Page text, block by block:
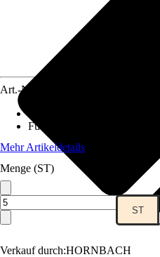
Verkauf durch:HORNBACH
Art.-Nr.
Futtermittelart
Mehr Artikeldetails
Menge (ST)
ST